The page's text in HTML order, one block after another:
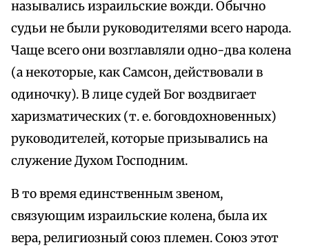
назывались израильские вожди. Обычно
судьи не были руководителями всего народа.
Чаще всего они возглавляли одно-два колена
(а некоторые, как Самсон, действовали в
одиночку). В лице судей Бог воздвигает
харизматических (т. е. боговдохновенных)
руководителей, которые призывались на
служение Духом Господним.
В то время единственным звеном,
связующим израильские колена, была их
вера, религиозный союз племен. Союз этот